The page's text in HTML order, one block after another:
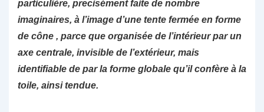
particulière, precisément faite de nombre
imaginaires, à l’image d’une tente fermée en forme
de cône , parce que organisée de l’intérieur par un
axe centrale, invisible de l’extérieur, mais
identifiable de par la forme globale qu’il confère à la
toile, ainsi tendue.